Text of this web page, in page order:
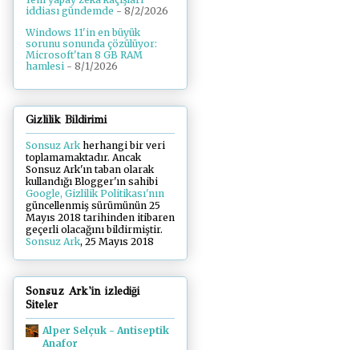
iddiası gündemde - 8/2/2026
Windows 11'in en büyük
sorunu sonunda çözülüyor:
Microsoft'tan 8 GB RAM
hamlesi - 8/1/2026
Gizlilik Bildirimi
Sonsuz Arkherhangi bir veri
toplamamaktadır. Ancak
Sonsuz Ark'ın taban olarak
kullandığı Blogger'ın sahibi
Google, Gizlilik Politikası'nın
güncellenmiş sürümünün 25
Mayıs 2018 tarihinden itibaren
geçerli olacağını bildirmiştir.
Sonsuz Ark, 25 Mayıs 2018
Sonsuz Ark'in izlediği
Siteler
Alper Selçuk - Antiseptik
Anafor